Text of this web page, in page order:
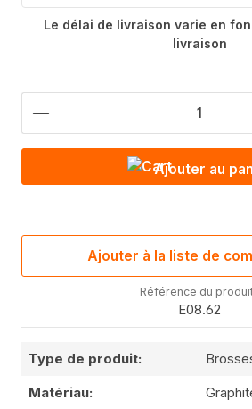
Le délai de livraison varie en
livraison
Nombre de produits : saisis
Ajouter au
Ajouter à la liste de
Référence du
E08.62
Type de produit:
Matériau: